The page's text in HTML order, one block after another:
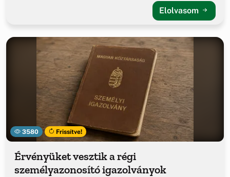
Elolvasom
3580 Frissítve!
Érvényüket vesztik a régi
személyazonosító igazolványok